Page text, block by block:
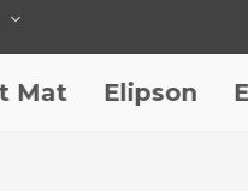
Elipson ESX